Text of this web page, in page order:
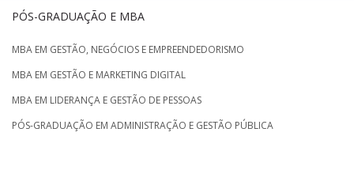
PÓS-GRADUAÇÃO E MBA
MBA EM GESTÃO, NEGÓCIOS E EMPREENDEDORISMO
MBA EM GESTÃO E MARKETING DIGITAL
MBA EM LIDERANÇA E GESTÃO DE PESSOAS
PÓS-GRADUAÇÃO EM ADMINISTRAÇÃO E GESTÃO PÚBLICA